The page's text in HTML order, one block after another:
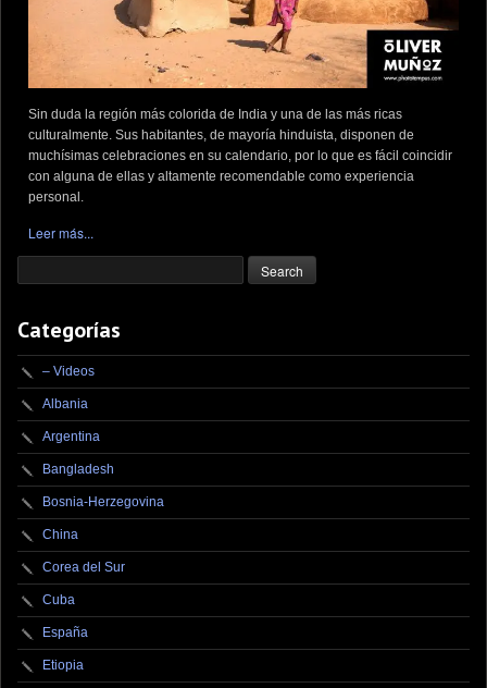
Sin duda la región más colorida de India y una de las más ricas
culturalmente. Sus habitantes, de mayoría hinduista, disponen de
muchísimas celebraciones en su calendario, por lo que es fácil coincidir
con alguna de ellas y altamente recomendable como experiencia
personal.
Leer más...
Categorías
– Videos
Albania
Argentina
Bangladesh
Bosnia-Herzegovina
China
Corea del Sur
Cuba
España
Etiopia